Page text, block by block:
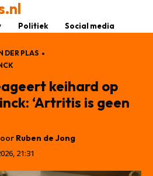
Politiek Social media
DER PLAS
keihard op
‘Artritis is geen
Ruben de Jong
21:31